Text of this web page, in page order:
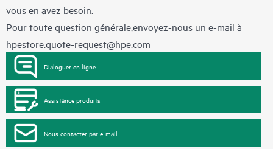
vous en avez besoin.
Pour toute question générale,envoyez-nous un e-mail à
hpestore.quote-request@hpe.com
Dialoguer en ligne
Assistance produits
Nous contacter par e-mail